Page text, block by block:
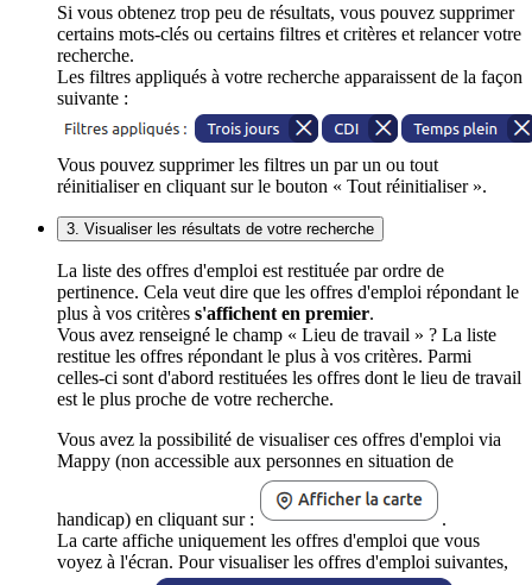
Si vous obtenez trop peu de résultats, vous pouvez supprimer
certains mots-clés ou certains filtres et critères et relancer votre
recherche.
Les filtres appliqués à votre recherche apparaissent de la façon
suivante :
Vous pouvez supprimer les filtres un par un ou tout
réinitialiser en cliquant sur le bouton « Tout réinitialiser ».
3. Visualiser les résultats de votre recherche
La liste des offres d'emploi est restituée par ordre de
pertinence. Cela veut dire que les offres d'emploi répondant le
plus à vos critères s'affichent en premier.
Vous avez renseigné le champ « Lieu de travail » ? La liste
restitue les offres répondant le plus à vos critères. Parmi
celles-ci sont d'abord restituées les offres dont le lieu de travail
est le plus proche de votre recherche.
Vous avez la possibilité de visualiser ces offres d'emploi via
Mappy (non accessible aux personnes en situation de
handicap) en cliquant sur :
.
La carte affiche uniquement les offres d'emploi que vous
voyez à l'écran. Pour visualiser les offres d'emploi suivantes,